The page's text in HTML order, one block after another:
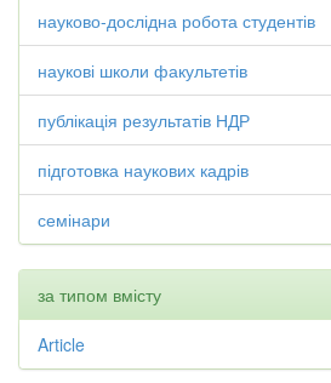
науково-дослідна робота студентів
наукові школи факультетів
публікація результатів НДР
підготовка наукових кадрів
семінари
за типом вмісту
Article